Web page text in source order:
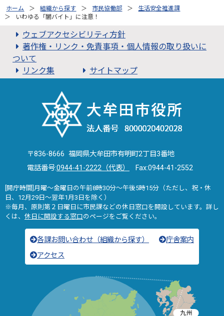
ホーム 組織から探す 市民協働部
生活安全推進課
いわゆる「闇バイト」に注意！
ウェブアクセシビリティ方針
著作権・リンク・免責事項・個人情報の取り扱いに
ついて
リンク集
サイトマップ
〒836-8666 福岡県大牟田市有明町2丁目3番地
電話番号:0944-41-2222（代表） Fax:0944-41-2552
[開庁時間]月曜～金曜日の午前8時30分～午後5時15分（ただし、祝・休
日、12月29日～翌年1月3日を除く）
※毎月、原則第２日曜日に市民課などの休日窓口を開設しています。詳し
くは、 休日に開設する窓口のページをご覧ください。
各課お問い合わせ（組織から探す）
庁舎案内
アクセス